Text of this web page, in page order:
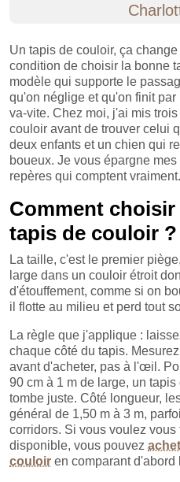
Un tapis de couloir, ça
condition de choisir la bonne
modèle qui supporte le
qu'on néglige et qu'on finit
va-vite. Chez moi, j'ai mis
couloir avant de trouver celui
deux enfants et un chien qui
boueux. Je vous épargne
repères qui comptent vraiment.
Comment
tapis de couloir ?
La taille, c'est le premier
large dans un couloir étroit
d'étouffement, comme si on
il flotte au milieu et perd tout
La règle que j'applique :
chaque côté du tapis.
avant d'acheter, pas à l'œil.
90 cm à 1 m de large, un
tombe juste. Côté longueur,
général de 1,50 m à 3 m,
corridors. Si vous voulez
disponible, vous pouvez
couloir en comparant